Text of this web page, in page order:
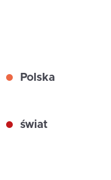
Polska
świat